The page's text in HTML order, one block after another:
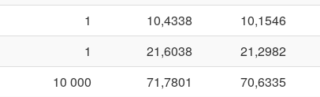
1 10,4338 10,1546
1 21,6038 21,2982
10 000 71,7801 70,6335